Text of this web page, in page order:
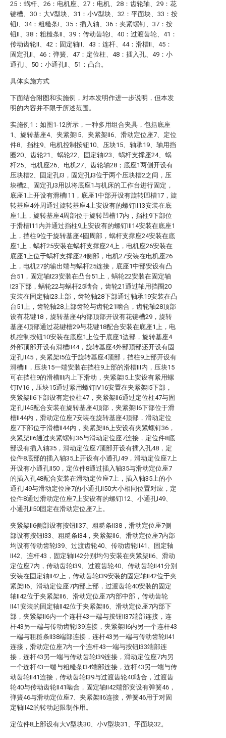
25：蜗杆、26：电机座、27：电机、28：齿轮轴、29：花
键槽、30：大V型块、31：小V型块、32：平面块、33：按
钮I、34：粗糙条I、35：插入轴、36：夹紧螺钉、37：按
钮II、38：粗糙条II、39：传动齿轮I、40：过渡齿轮、41：
传动齿轮II、42：固定轴II、43：连杆、44：滑槽II、45：
固定孔II、46：弹簧、47：定位柱、48：插入孔、49：小
通孔I、50：小通孔II、51：凸台。
具体实施方式
下面结合附图和实施例，对本发明作进一步说明，但本发
明的内容并不限于所述范围。
实施例1：如图1-12所示，一种多用组合夹具，包括底座
1、旋转基座4、夹紧架I5、夹紧架II6、滑动定位座7、定位
件8、挡柱9、电机控制按钮10、压块15、轴承19、轴用挡
圈20、齿轮21、蜗轮22、固定轴I23、蜗杆支撑座24、蜗
杆25、电机座26、电机27、齿轮轴28；底座1两侧开设有
压块槽2、固定孔I3，固定孔I3位于两个压块槽2之间，压
块槽2、固定孔I3用以将底座1与机床的工作台进行固定，
底座1上开设有滑槽I11，底座1中部开设有旋转凹槽17，旋
转基座4外周通过旋转基座4上安设有的螺钉II13安装在底
座1上，旋转基座4周部位于旋转凹槽17内，挡柱9下部位
于滑槽I11内并通过挡柱9上安设有的螺钉III14安装在底座1
上，挡柱9位于旋转基座4圆周部，蜗杆支撑座24安装在底
座1上，蜗杆25安装在蜗杆支撑座24上，电机座26安装在
底座1上位于蜗杆支撑座24侧部，电机27安装在电机座26
上，电机27的输出端与蜗杆25连接，底座1中部安设有凸
台51，固定轴I23安装在凸台51上，蜗轮22安装在固定轴
I23下部，蜗轮22与蜗杆25啮合，齿轮21通过轴用挡圈20
安装在固定轴I23上部，齿轮轴28下部通过轴承19安装在凸
台51上，齿轮轴28上部齿轮与齿轮21啮合，齿轮轴28顶部
设有花键18，旋转基座4内部顶部开设有花键槽29，旋转
基座4顶部通过花键槽29与花键18配合安装在底座1上，电
机控制按钮10安装在底座1上位于底座1边部，旋转基座4
外部顶部开设有滑槽II44，旋转基座4外部顶部还开设有固
定孔II45，夹紧架I5位于旋转基座4顶部，挡柱9上部开设有
滑槽III，压块15一端安装在挡柱9上部的滑槽III内，压块15
可在挡柱9的滑槽III内上下滑动，夹紧架I5上安设有紧用螺
钉IV16，压块15通过紧用螺钉IV16安置在夹紧架I5下部，
夹紧架II6下部设有定位柱47，夹紧架II6通过定位柱47与固
定孔II45配合安装在旋转基座4顶部，夹紧架II6下部位于滑
槽II44内，滑动定位座7安装在旋转基座4顶部，滑动定位
座7下部位于滑槽II44内，夹紧架II6上安设有夹紧螺钉36，
夹紧架II6通过夹紧螺钉36与滑动定位座7连接，定位件8底
部设有插入轴35，滑动定位座7顶部开设有插入孔48，定
位件8底部的插入轴35上开设有小通孔I49，滑动定位座7上
开设有小通孔II50，定位件8通过插入轴35与滑动定位座7
的插入孔48配合安装在滑动定位座7上，插入轴35上的小
通孔I49与滑动定位座7的小通孔II50大小相同位置对应，定
位件8通过滑动定位座7上安设有的螺钉I12、小通孔I49、
小通孔II50固定在滑动定位座7上。
夹紧架II6侧部设有按钮II37、粗糙条II38，滑动定位座7侧
部设有按钮I33、粗糙条I34，夹紧架II6、滑动定位座7内部
均设有传动齿轮I39、过渡齿轮40、传动齿轮II41、固定轴
II42、连杆43，固定轴II42分别均匀安装在夹紧架II6、滑动
定位座7内，传动齿轮I39、过渡齿轮40、传动齿轮II41分别
安装在固定轴II42上，传动齿轮I39安装的固定轴II42位于夹
紧架II6、滑动定位座7内部上部，过渡齿轮40安装的固定
轴II42位于夹紧架II6、滑动定位座7内部中部，传动齿轮
II41安装的固定轴II42位于夹紧架II6、滑动定位座7内部下
部，夹紧架II6内一个连杆43一端与按钮II37端部连接，连
杆43另一端与传动齿轮I39连接，夹紧架II6内另一个连杆43
一端与粗糙条II38端部连接，连杆43另一端与传动齿轮II41
连接，滑动定位座7内一个连杆43一端与按钮I33端部连
接，连杆43另一端与传动齿轮I39连接，滑动定位座7内另
一个连杆43一端与粗糙条I34端部连接，连杆43另一端与传
动齿轮II41连接，传动齿轮I39与过渡齿轮40啮合，过渡齿
轮40与传动齿轮II41啮合，固定轴II42端部安设有弹簧46，
弹簧46与滑动定位座7、夹紧架II6连接，弹簧46用于对固
定轴II42的转动起限制作用。
定位件8上部设有大V型块30、小V型块31、平面块32。